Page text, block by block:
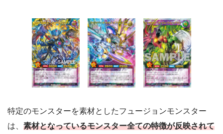
特定のモンスターを素材としたフュージョンモンスター
は、 素材となっているモンスター全ての特徴が反映されて